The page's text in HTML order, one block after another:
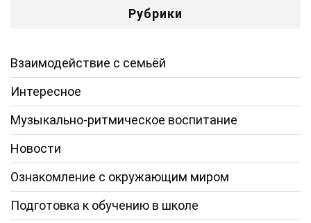
Рубрики
Взаимодействие с семьёй
Интересное
Музыкально-ритмическое воспитание
Новости
Ознакомление с окружающим миром
Подготовка к обучению в школе